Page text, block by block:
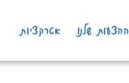
ההצעות שלנו אטרקציות